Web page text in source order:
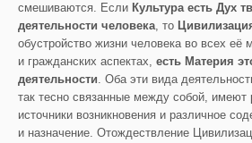
смешиваются. Если Культура есть Дух
деятельности человека, то
обустройство жизни человека во всех её
и гражданских аспектах, есть Материя
деятельности. Оба эти вида
так тесно связанные между собой, имеют
источники возникновения и различное
и назначение. Отождествление